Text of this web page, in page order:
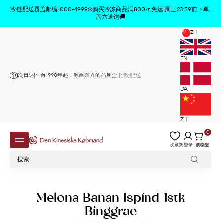
冷链配送覆盖邮编1000–4999❄️购买冷冻商品满800kr.免运!周三23:59前下单,
周六送达🚚
次日达 自1990年起，源自东方的品质全北欧配送
ZH
EN
DA
ZH
收藏夹登录 购物篮
0
Melona Banan Ispind 1stk
Binggrae
商品已从购物车中删除 x